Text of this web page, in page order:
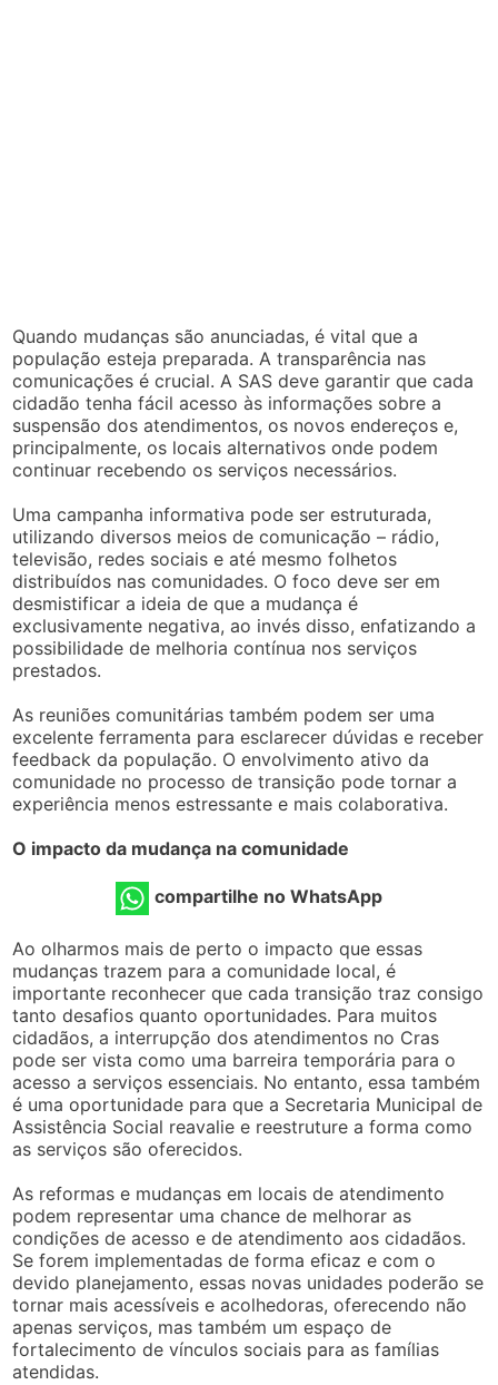
Quando mudanças são anunciadas, é vital que a
população esteja preparada. A transparência nas
comunicações é crucial. A SAS deve garantir que cada
cidadão tenha fácil acesso às informações sobre a
suspensão dos atendimentos, os novos endereços e,
principalmente, os locais alternativos onde podem
continuar recebendo os serviços necessários.
Uma campanha informativa pode ser estruturada,
utilizando diversos meios de comunicação – rádio,
televisão, redes sociais e até mesmo folhetos
distribuídos nas comunidades. O foco deve ser em
desmistificar a ideia de que a mudança é
exclusivamente negativa, ao invés disso, enfatizando a
possibilidade de melhoria contínua nos serviços
prestados.
As reuniões comunitárias também podem ser uma
excelente ferramenta para esclarecer dúvidas e receber
feedback da população. O envolvimento ativo da
comunidade no processo de transição pode tornar a
experiência menos estressante e mais colaborativa.
O impacto da mudança na comunidade
compartilhe no WhatsApp
Ao olharmos mais de perto o impacto que essas
mudanças trazem para a comunidade local, é
importante reconhecer que cada transição traz consigo
tanto desafios quanto oportunidades. Para muitos
cidadãos, a interrupção dos atendimentos no Cras
pode ser vista como uma barreira temporária para o
acesso a serviços essenciais. No entanto, essa também
é uma oportunidade para que a Secretaria Municipal de
Assistência Social reavalie e reestruture a forma como
as serviços são oferecidos.
As reformas e mudanças em locais de atendimento
podem representar uma chance de melhorar as
condições de acesso e de atendimento aos cidadãos.
Se forem implementadas de forma eficaz e com o
devido planejamento, essas novas unidades poderão se
tornar mais acessíveis e acolhedoras, oferecendo não
apenas serviços, mas também um espaço de
fortalecimento de vínculos sociais para as famílias
atendidas.